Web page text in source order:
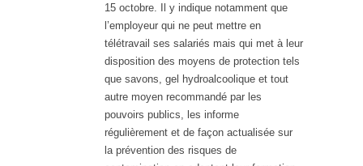
15 octobre. Il y indique notamment que
l’employeur qui ne peut mettre en
télétravail ses salariés mais qui met à leur
disposition des moyens de protection tels
que savons, gel hydroalcoolique et tout
autre moyen recommandé par les
pouvoirs publics, les informe
régulièrement et de façon actualisée sur
la prévention des risques de